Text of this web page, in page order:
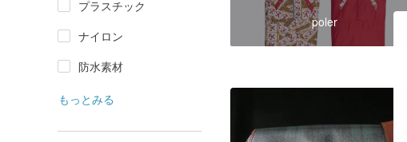
プラスチック
ナイロン
防水素材
もっとみる
poler